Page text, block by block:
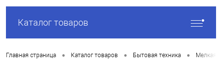
Каталог товаров
Главная страница • Каталог товаров • Бытовая техника • Мелкая